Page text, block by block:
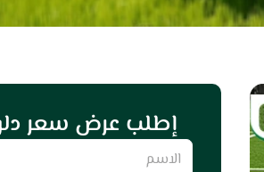
إطلب عرض سعر
Name